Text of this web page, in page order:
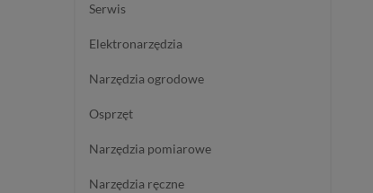
serwis
elektronarzędzia
narzędzia ogrodowe
osprzęt
narzędzia pomiarowe
narzędzia ręczne